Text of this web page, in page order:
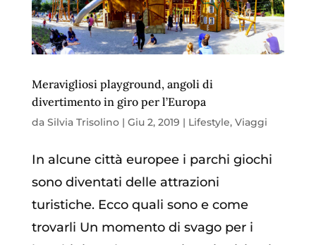
Meravigliosi playground, angoli di
divertimento in giro per l’Europa
da Silvia Trisolino| Giu 2, 2019 | Lifestyle, Viaggi
In alcune città europee i parchi giochi
sono diventati delle attrazioni
turistiche. Ecco quali sono e come
trovarli Un momento di svago per i